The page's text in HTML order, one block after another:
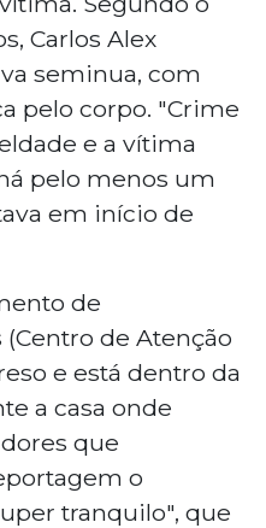
Carlos Alex
seminua, com
pelo corpo. "Crime
e a vítima
pelo menos um
em início de
de
de Atenção
e está dentro da
a casa onde
que
o
tranquilo", que